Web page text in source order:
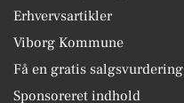
Erhvervsartikler
Viborg Kommune
Få en gratis salgsvurdering
Sponsoreret indhold